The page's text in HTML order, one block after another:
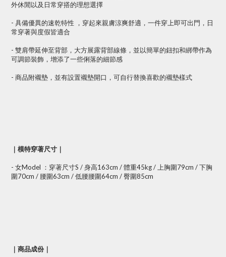
外休閒以及日常穿搭的理想選擇
- 具備優異的速乾特性 ，穿起來親膚涼爽舒適，一件穿上即可出門，日
常穿著與度假皆適合
- 雙肩帶延伸至背部，大方展露背部線條，並以簡單的鈕扣和綁帶作為
可調節裝飾，增添了一些俐落的細節感
- 商品附襯墊，並有設置襯墊開口，可自行替換喜歡的襯墊樣式
｜模特穿著尺寸｜
- 女Model ：穿著尺寸S / 身高163cm / 體重45kg / 上胸圍79cm / 下胸
圍70cm / 腰圍63cm / 低腰腰圍64cm / 臀圍85cm
｜商品成份｜